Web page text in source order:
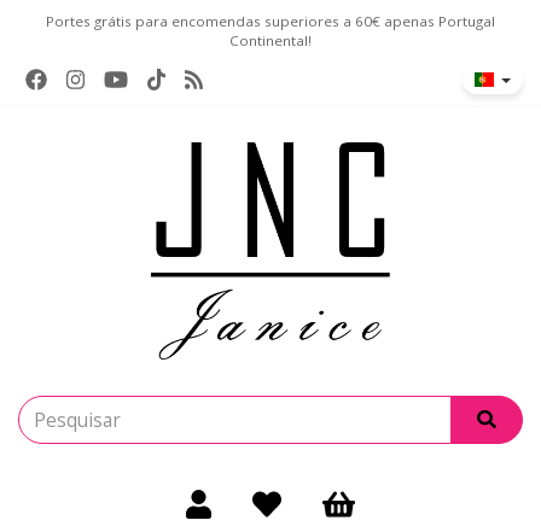
Portes grátis para encomendas superiores a 60€ apenas Portugal
Continental!